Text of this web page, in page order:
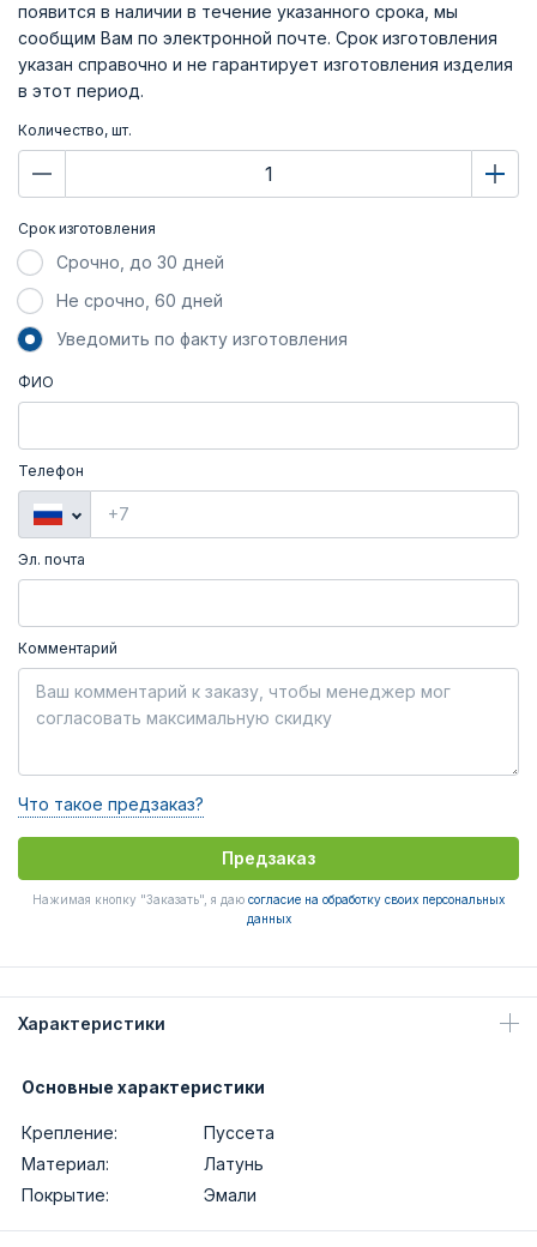
появится в наличии в течение указанного срока, мы
сообщим Вам по электронной почте. Срок изготовления
указан справочно и не гарантирует изготовления изделия
в этот период.
Количество, шт.
Срок изготовления
Срочно, до 30 дней
Не срочно, 60 дней
Уведомить по факту изготовления
ФИО
Телефон
Эл. почта
Комментарий
Что такое предзаказ?
Предзаказ
Нажимая кнопку "Заказать", я даю согласие на обработку своих персональных
данных
Характеристики
Основные характеристики
Крепление:
Пуссета
Материал:
Латунь
Покрытие:
Эмали